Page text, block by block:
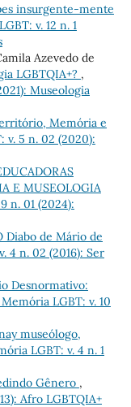
insurgente-mente
v. 12 n. 1
Azevedo de
LGBTQIA+? ,
Museologia
Memória e
v. 5 n. 02 (2020):
E MUSEOLOGIA
n. 01 (2024):
Diabo de Mário de
4 n. 02 (2016): Ser
Desnormativo:
LGBT: v. 10
museólogo,
LGBT: v. 4 n. 1
Gênero ,
Afro LGBTQIA+